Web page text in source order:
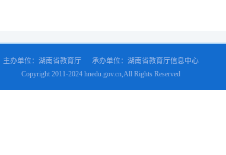
主办单位：湖南省教育厅 承办单位：湖南省教育厅信息中心
Copyright 2011-2024 hnedu.gov.cn,All Rights Reserved